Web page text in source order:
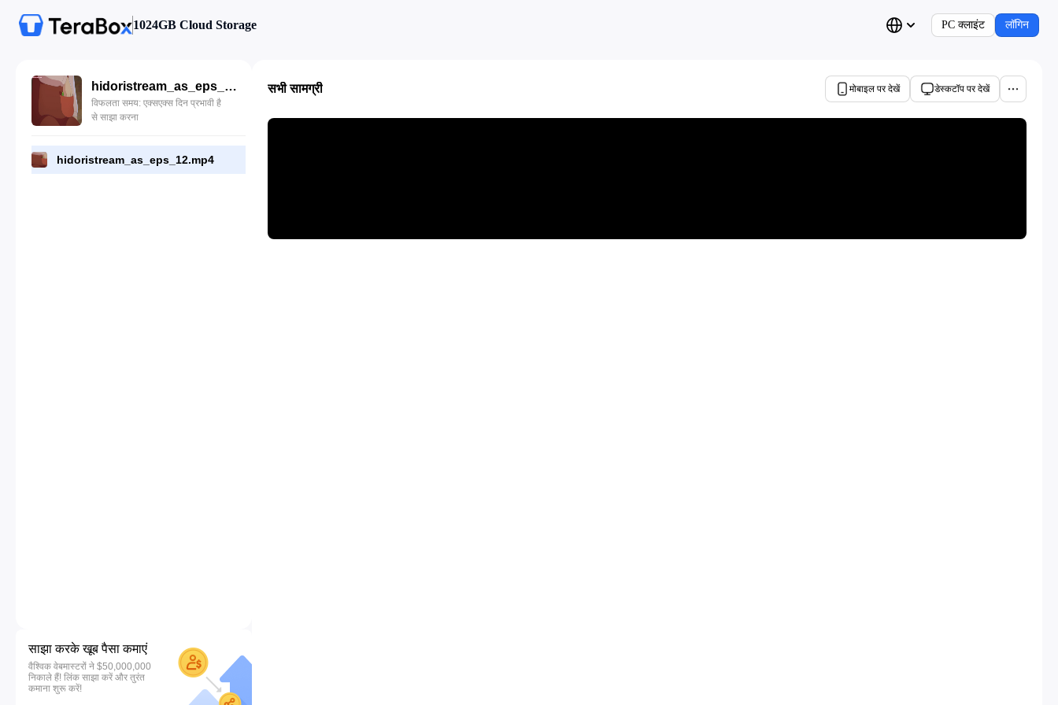
1024GB Cloud Storage PC क्लाइंट लॉगिन
hidoristream_as_eps_12.mp4
विफलता समय: एक्सएक्स दिन प्रभावी है
से साझा करना
hidoristream_as_eps_12.mp4
साझा करके खूब पैसा कमाएं
वैश्विक वेबमास्टरों ने $50,000,000
निकाले हैं! लिंक साझा करें और तुरंत
कमाना शुरू करें!
सभी सामग्री मोबाइल पर देखें डेस्कटॉप पर देखें